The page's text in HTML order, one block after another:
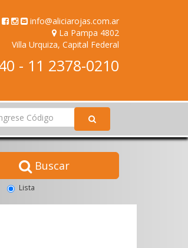
info@aliciarojas.com.ar
La Pampa 4802
Villa Urquiza, Capital Federal
- 11 2378-0210
Buscar
Lista